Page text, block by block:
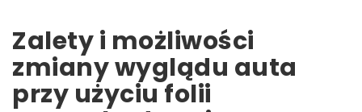
Zalety i możliwości
zmiany wyglądu auta
przy użyciu folii